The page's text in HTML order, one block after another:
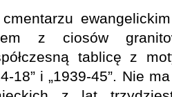
z ciosów
tablicę z
18” i „1939-45”. Nie